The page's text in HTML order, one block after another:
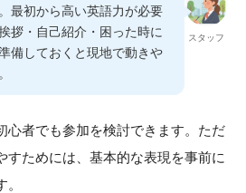
スタッフ
最初から高い英語力が必要
拶・自己紹介・困った時に
備しておくと現地で動きや
心者でも参加を検討できます。ただ
すためには、基本的な表現を事前に